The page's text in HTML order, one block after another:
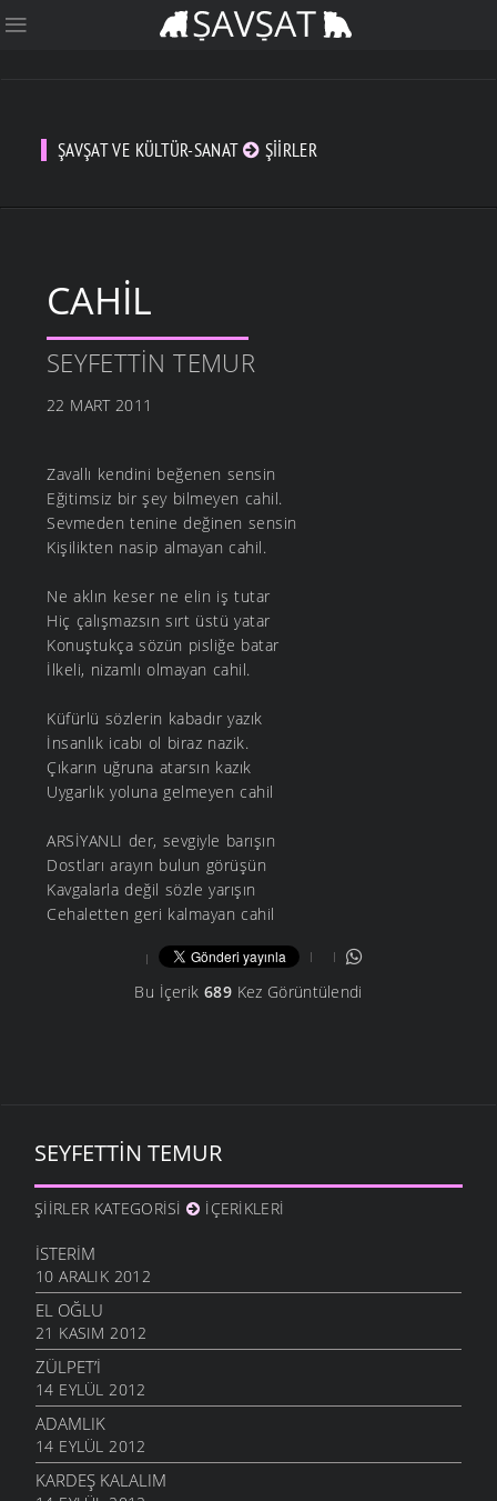
ŞAVŞAT VE KÜLTÜR-SANAT ŞIIRLER
CAHIL
SEYFETTIN TEMUR
22 MART 2011
Zavallı kendini beğenen sensin
Eğitimsiz bir şey bilmeyen cahil.
Sevmeden tenine değinen sensin
Kişilikten nasip almayan cahil.
Ne aklın keser ne elin iş tutar
Hiç çalışmazsın sırt üstü yatar
Konuştukça sözün pisliğe batar
İlkeli, nizamlı olmayan cahil.
Küfürlü sözlerin kabadır yazık
İnsanlık icabı ol biraz nazik.
Çıkarın uğruna atarsın kazık
Uygarlık yoluna gelmeyen cahil
ARSİYANLI der, sevgiyle barışın
Dostları arayın bulun görüşün
Kavgalarla değil sözle yarışın
Cehaletten geri kalmayan cahil
Bu İçerik 689Kez Görüntülendi
SEYFETTIN TEMUR
ŞIIRLER KATEGORISI İÇERIKLERI
İSTERIM
10 ARALIK 2012
EL OĞLU
21 KASIM 2012
ZÜLPET’I
14 EYLÜL 2012
ADAMLIK
14 EYLÜL 2012
KARDEŞ KALALIM